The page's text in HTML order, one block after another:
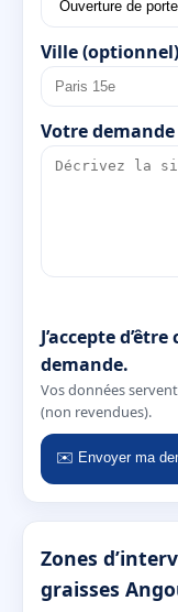
Ville (optionnel)
Votre demande
J’accepte
demande.
Vos données
(non revendues).
✉️ Envoyer ma
Zones
graisses